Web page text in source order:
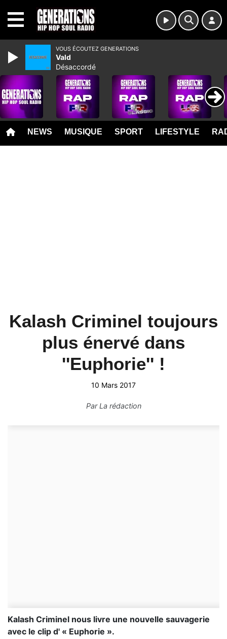
NEWS MUSIQUE SPORT LIFESTYLE
Kalash Criminel toujours
plus énervé dans
''Euphorie'' !
10 Mars 2017
ParLa rédaction
Kalash Criminel nous livre une nouvelle sauvagerie
avec le clip d' « Euphorie ».
VOUS ÉCOUTEZ GENERATIONS
Vald
Désaccordé